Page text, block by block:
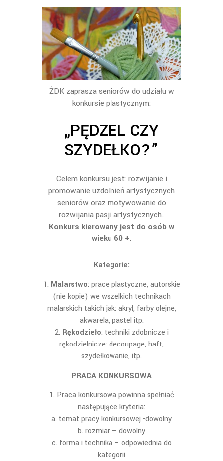
ŻDK zaprasza seniorów do udziału w
konkursie plastycznym:
„PĘDZEL CZY
SZYDEŁKO?”
Celem konkursu jest: rozwijanie i
promowanie uzdolnień artystycznych
seniorów oraz motywowanie do
rozwijania pasji artystycznych.
Konkurs kierowany jest do osób w
wieku 60 +.
Kategorie:
Malarstwo: prace plastyczne, autorskie
(nie kopie) we wszelkich technikach
malarskich takich jak: akryl, farby olejne,
akwarela, pastel itp.
Rękodzieło: techniki zdobnicze i
rękodzielnicze: decoupage, haft,
szydełkowanie, itp.
PRACA KONKURSOWA
Praca konkursowa powinna spełniać
następujące kryteria:
a. temat pracy konkursowej -dowolny
b. rozmiar – dowolny
c. forma i technika – odpowiednia do
kategorii